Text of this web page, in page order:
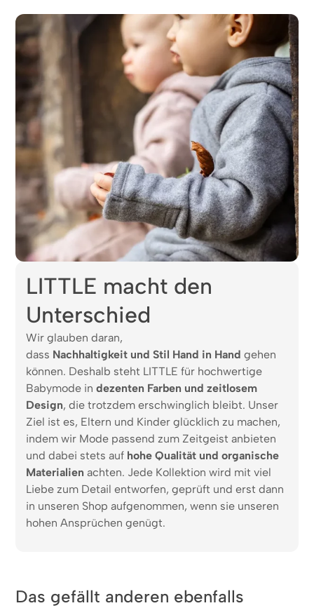
LITTLE macht den
Unterschied
Wir glauben daran,
dass Nachhaltigkeit und Stil Hand in Hand gehen
können. Deshalb steht LITTLE für hochwertige
Babymode in dezenten Farben und zeitlosem
Design, die trotzdem erschwinglich bleibt. Unser
Ziel ist es, Eltern und Kinder glücklich zu machen,
indem wir Mode passend zum Zeitgeist anbieten
und dabei stets auf hohe Qualität und organische
Materialien achten. Jede Kollektion wird mit viel
Liebe zum Detail entworfen, geprüft und erst dann
in unseren Shop aufgenommen, wenn sie unseren
hohen Ansprüchen genügt.
Das gefällt anderen ebenfalls